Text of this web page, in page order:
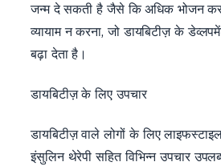
जन्म दे सकती है जैसे कि अधिक भोजन
व्यायाम न करना, जो डायबिटीज़ के
बढ़ा देता है।
डायबिटीज़ के लिए उपचार
डायबिटीज़ वाले लोगों के लिए
इंसुलिन थेरेपी सहित विभिन्न उपचार